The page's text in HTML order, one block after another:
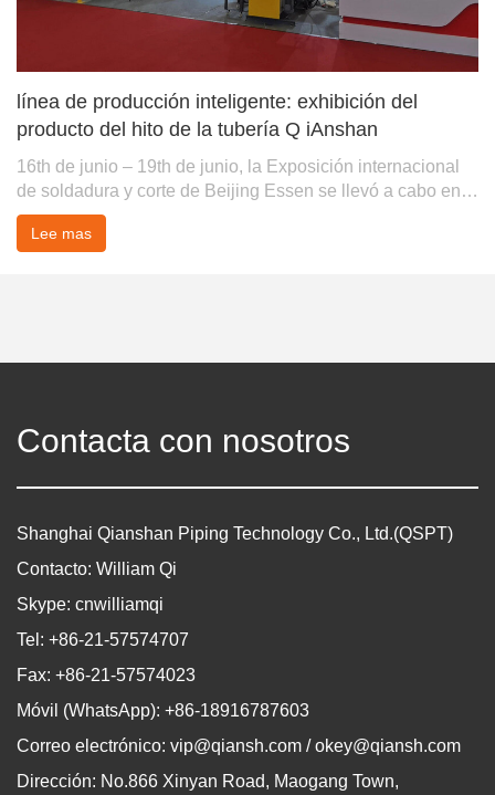
línea de producción inteligente: exhibición del
producto del hito de la tubería Q iAnshan
16th de junio – 19th de junio, la Exposición internacional
de soldadura y corte de Beijing Essen se llevó a cabo en
Shanghai según lo program...
Lee mas
Contacta con nosotros
Shanghai Qianshan Piping Technology Co., Ltd.(QSPT)
Contacto: William Qi
Skype: cnwilliamqi
Tel: +86-21-57574707
Fax: +86-21-57574023
Móvil (WhatsApp): +86-18916787603
Correo electrónico: vip@qiansh.com / okey@qiansh.com
Dirección: No.866 Xinyan Road, Maogang Town,